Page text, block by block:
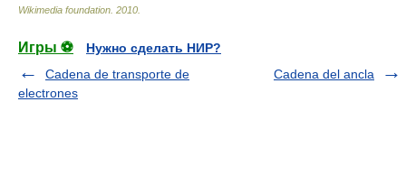
Wikimedia foundation 2010
Игры ⚽
Нужно сделать НИР?
Cadena de transporte de
electrones
Cadena del ancla